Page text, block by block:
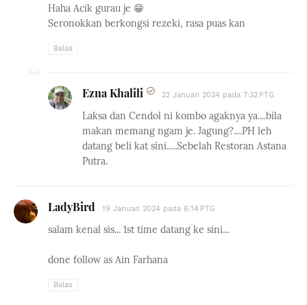
Haha Acik gurau je 😁
Seronokkan berkongsi rezeki, rasa puas kan
Balas
Ezna Khalili 22 Januari 2024 pada 7:32 PTG
Laksa dan Cendol ni kombo agaknya ya....bila
makan memang ngam je. Jagung?....PH leh
datang beli kat sini.....Sebelah Restoran Astana
Putra.
LadyBird 19 Januari 2024 pada 6:14 PTG
salam kenal sis... 1st time datang ke sini...
done follow as Ain Farhana
Balas